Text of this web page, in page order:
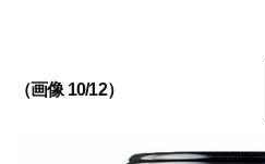
（画像 10/12）